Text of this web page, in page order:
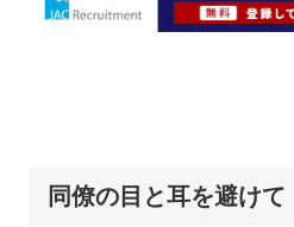
同僚の目と耳を避けて